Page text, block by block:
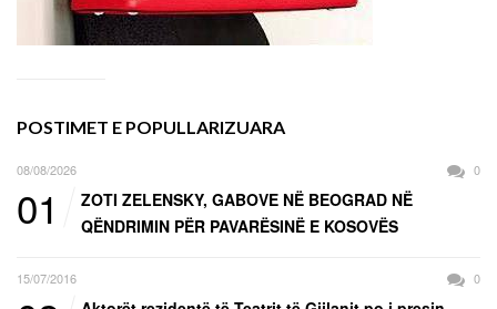
POSTIMET E POPULLARIZUARA
08/08/2026 0
01
ZOTI ZELENSKY, GABOVE NË BEOGRAD NË
QËNDRIMIN PËR PAVARËSINË E KOSOVËS
15/07/2016 0